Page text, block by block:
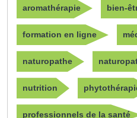
aromathérapie bien-
formation en ligne
naturopathe
nutrition
professionnels de la santé